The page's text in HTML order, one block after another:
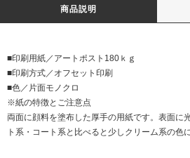
商品説明
■印刷用紙／アートポスト180ｋｇ
■印刷方式／オフセット印刷
■色／片面モノクロ
※紙の特徴とご注意点
両面に顔料を塗布した厚手の用紙です。表面に
ト系・コート系と比べると少しクリーム系の色